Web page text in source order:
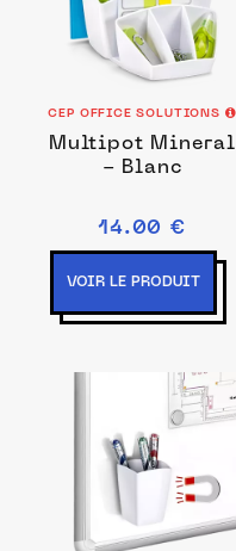
CEP OFFICE SOLUTIONS
Multipot Mineral
- Blanc
14.00 €
VOIR LE PRODUIT